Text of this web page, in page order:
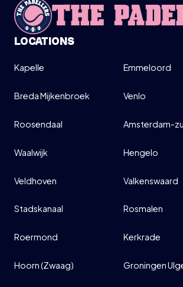
MOVE UP MOVE DOWN (LICHT
GEVORDERD - GEVORDERD)
10:00-12:00
LOCATIONS
Kapelle Emmeloord
Breda Mijkenbroek Venlo
Roosendaal Amsterdam-
Waalwijk Hengelo
Veldhoven Valkenswaard
Stadskanaal Rosmalen
Roermond Kerkrade
Hoorn (Zwaag) Groningen